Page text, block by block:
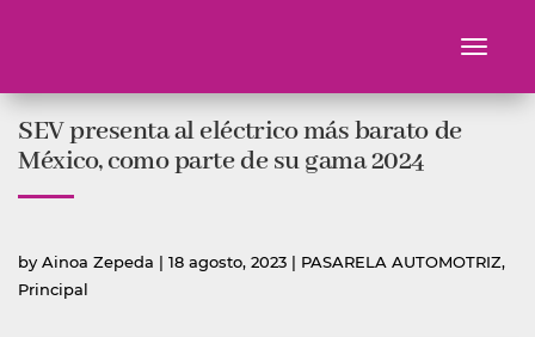
contenido
Toggle
SEV presenta al eléctrico más barato de
México, como parte de su gama 2024
by Publicado
por
Ainoa Zepeda | 18 agosto, 2023 | Publicada
PASARELA AUTOMOTRIZ,
Principal